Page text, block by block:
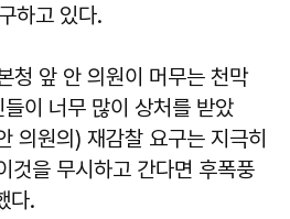
하고 있다.
청 앞 안 의원이 머무는 천막
이 너무 많이 상처를 받았
의원의) 재감찰 요구는 지극히
것을 무시하고 간다면 후폭풍
다.